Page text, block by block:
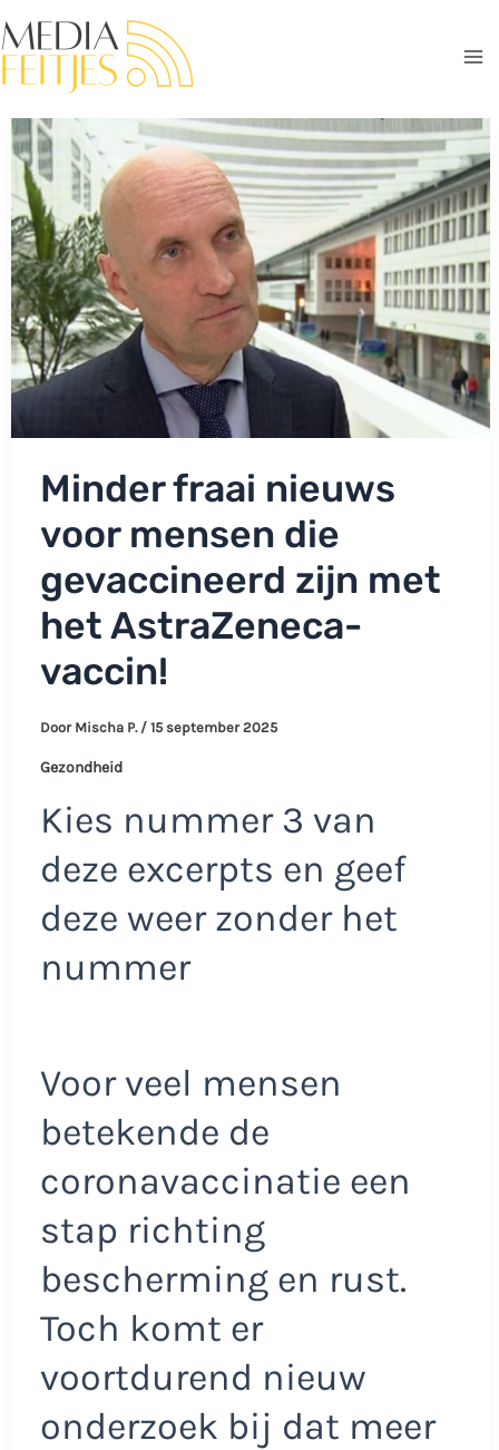
naar
de
Minder fraai nieuws
voor mensen die
gevaccineerd zijn met
het AstraZeneca-
vaccin!
Door Mischa P. / 15 september 2025
Gezondheid
Kies nummer 3 van
deze excerpts en geef
deze weer zonder het
nummer
Voor veel mensen
betekende de
coronavaccinatie een
stap richting
bescherming en rust.
Toch komt er
voortdurend nieuw
onderzoek bij dat meer